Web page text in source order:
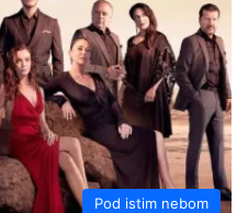
Pod istim nebom